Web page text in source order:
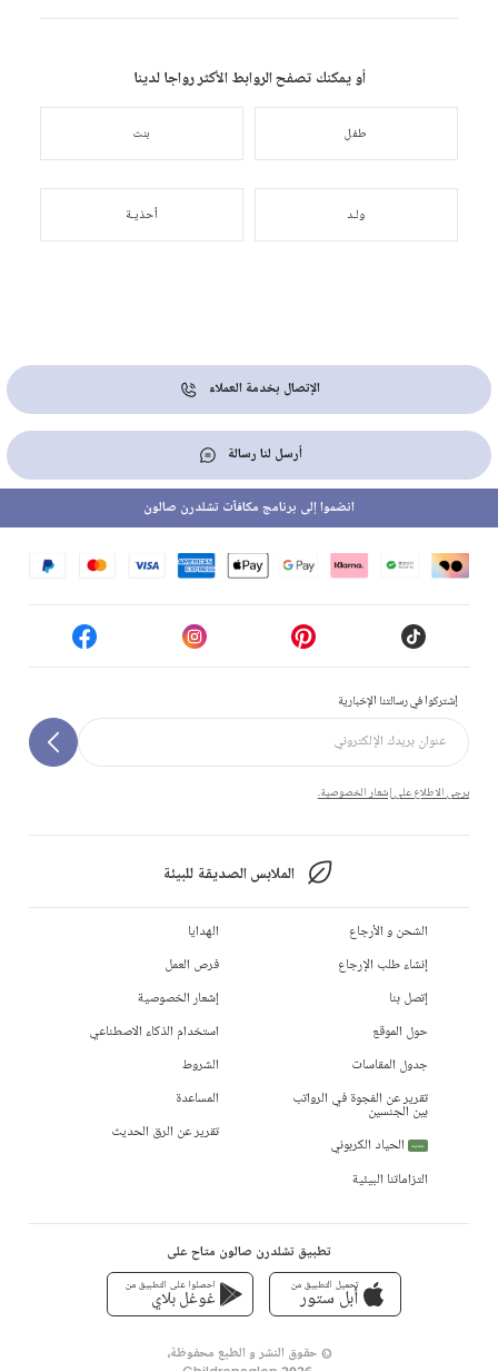
أو يمكنك تصفح الروابط الأكثر رواجا لدينا
طفل بنت
ولـد أحذيـة
الإتصال بخدمة العملاء
أرسل لنا رسالة
إشتركوا في رسالتنا الإخبارية
يرجى الاطلاع على إشعار الخصوصية.
الملابس الصديقة للبيئة
انضموا إلى برنامج مكافآت تشلدرن صالون
الشحن و الأرجاع
إنشاء طلب الإرجاع
إتصل بنا
حول الموقع
جدول المقاسات
تقرير عن الفجوة في الرواتب
بين الجنسين
جديد
الحياد الكربوني
التزاماتنا البيئية
الهدايا
فرص العمل
إشعار الخصوصية
استخدام الذكاء الاصطناعي
الشروط
المساعدة
تقرير عن الرق الحديث
تطبيق تشلدرن صالون متاح على
تحميل التطبيق من
أبل ستور
احصلوا على التطبيق من
غوغل بلاي
© حقوق النشر و الطبع محفوظة،